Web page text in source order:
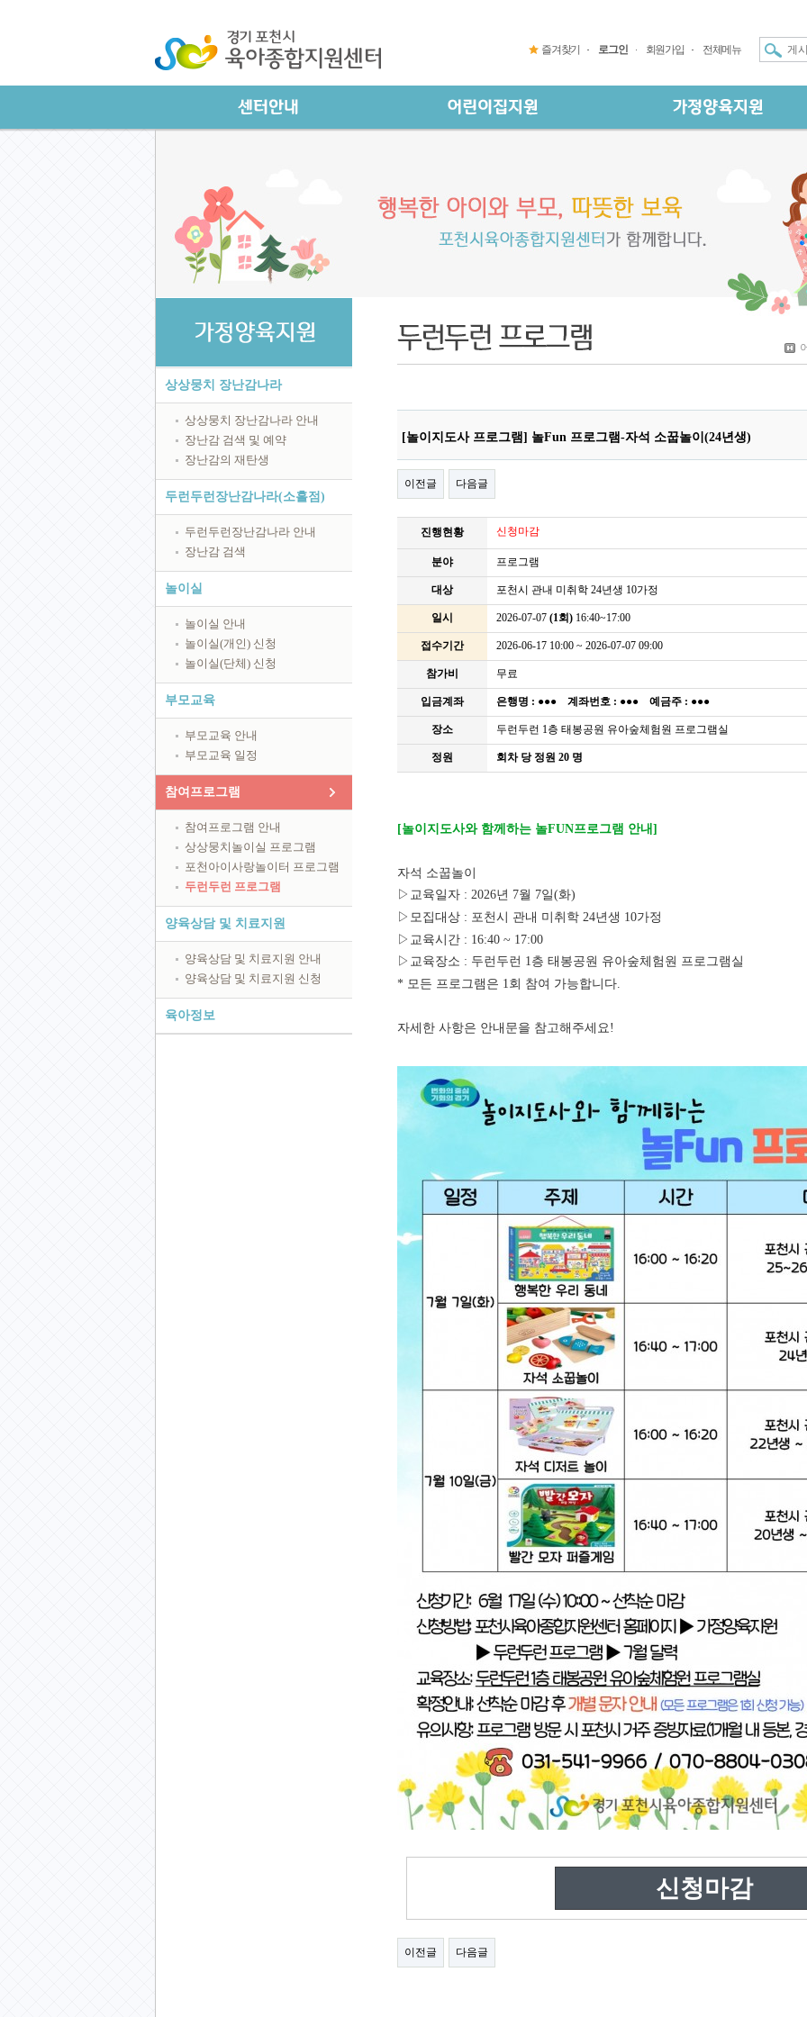
즐겨찾기 로그인 회원가입 전체메뉴
상상뭉치 장난감나라
상상뭉치 장난감나라 안내
장난감 검색 및 예약
장난감의 재탄생
두런두런장난감나라(소흘점)
두런두런장난감나라 안내
장난감 검색
놀이실
놀이실 안내
놀이실(개인) 신청
놀이실(단체) 신청
부모교육
부모교육 안내
부모교육 일정
참여프로그램
참여프로그램 안내
상상뭉치놀이실 프로그램
포천아이사랑놀이터 프로그램
두런두런 프로그램
양육상담 및 치료지원
양육상담 및 치료지원 안내
양육상담 및 치료지원 신청
육아정보
[놀이지도사 프로그램] 놀Fun 프로그램-자석 소꿉놀이(24년생)
이전글 다음글
진행현황 신청마감
분야 프로그램
대상 포천시 관내 미취학 24년생 10가정
일시 2026-07-07 (1회) 16:40~17:00
접수기간 2026-06-17 10:00 ~ 2026-07-07 09:00
참가비 무료
입금계좌 은행명 : ●●● 계좌번호 : ●●● 예금주 : ●●●
장소 두런두런 1층 태봉공원 유아숲체험원 프로그램실
정원 회차 당 정원 20 명
[놀이지도사와 함께하는 놀FUN프로그램 안내]
자석 소꿉놀이
▷교육일자 : 2026년 7월 7일(화)
▷모집대상 : 포천시 관내 미취학 24년생 10가정
▷교육시간 : 16:40 ~ 17:00
▷교육장소 : 두런두런 1층 태봉공원 유아숲체험원 프로그램실
* 모든 프로그램은 1회 참여 가능합니다.
자세한 사항은 안내문을 참고해주세요!
신청마감
이전글 다음글